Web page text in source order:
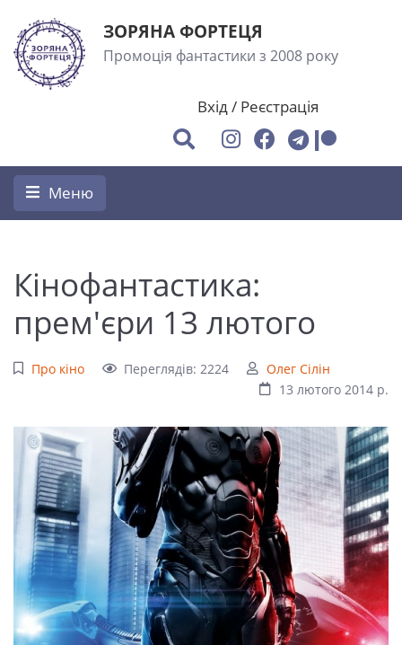
ЗОРЯНА ФОРТЕЦЯ
Промоція фантастики з 2008 року
Вхід/ Реєстрація
Меню
Кінофантастика:
прем'єри 13 лютого
Про кіно Переглядів: 2224
Олег Сілін
13 лютого 2014 р.